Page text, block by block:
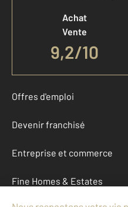
Achat
Vente
9,2/10
Offres d'emploi
Devenir franchisé
Entreprise et commerce
Fine Homes & Estates